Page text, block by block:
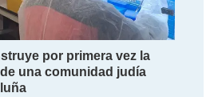
por primera vez la
una comunidad judía